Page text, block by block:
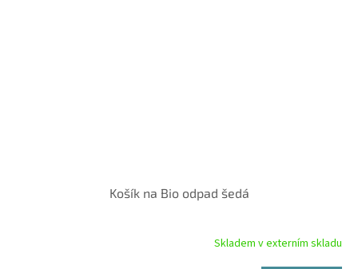
Košík na Bio odpad šedá
Skladem v externím skladu